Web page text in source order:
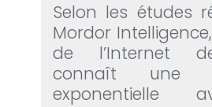
Selon les études
Mordor
de l’Internet
connaît une
exponentielle